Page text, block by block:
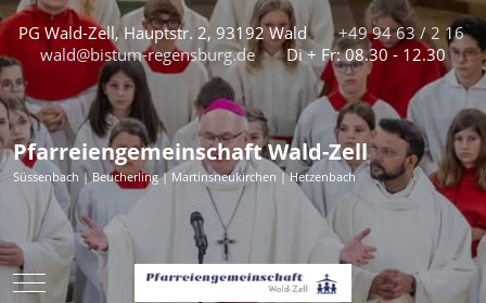
PG Wald-Zell, Hauptstr. 2, 93192 Wald
+49 94 63 / 2 16
wald@bistum-regensburg.de
Di + Fr: 08.30 - 12.30
Pfarreiengemeinschaft Wald-Zell
Süssenbach | Beucherling | Martinsneukirchen | Hetzenbach
Mobile Menu Toggle